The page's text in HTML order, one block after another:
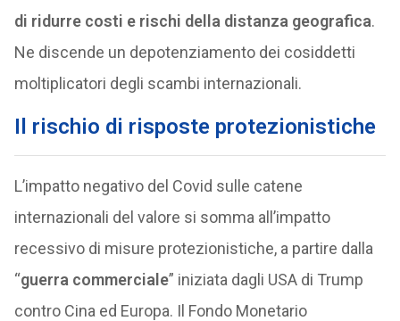
di ridurre costi e rischi della distanza geografica.
Ne discende un depotenziamento dei cosiddetti
moltiplicatori degli scambi internazionali.
Il rischio di risposte protezionistiche
L’impatto negativo del Covid sulle catene
internazionali del valore si somma all’impatto
recessivo di misure protezionistiche, a partire dalla
“guerra commerciale” iniziata dagli USA di Trump
contro Cina ed Europa. Il Fondo Monetario